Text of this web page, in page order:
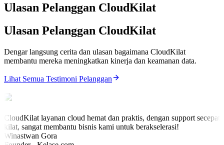
Ulasan Pelanggan CloudKilat
Ulasan Pelanggan CloudKilat
Dengar langsung cerita dan ulasan bagaimana CloudKilat
membantu mereka meningkatkan kinerja dan keamanan data.
Lihat Semua Testimoni Pelanggan
CloudKilat layanan cloud hemat dan praktis, dengan support secepat
kilat, sangat membantu bisnis kami untuk berakselerasi!
Winastwan Gora